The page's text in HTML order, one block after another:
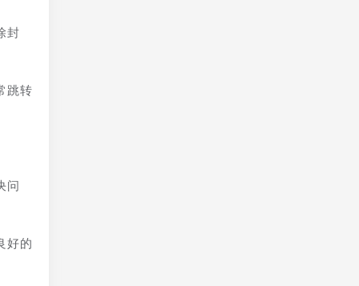
封
跳转
问
好的